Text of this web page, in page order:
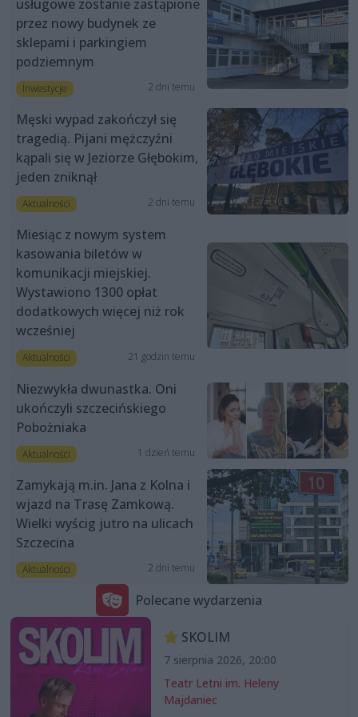
usługowe zostanie zastąpione
przez nowy budynek ze
sklepami i parkingiem
podziemnym
Inwestycje 2 dni temu
Męski wypad zakończył się
tragedią. Pijani mężczyźni
kąpali się w Jeziorze Głębokim,
jeden zniknął
Aktualności 2 dni temu
Miesiąc z nowym system
kasowania biletów w
komunikacji miejskiej.
Wystawiono 1300 opłat
dodatkowych więcej niż rok
wcześniej
Aktualności 21 godzin temu
Niezwykła dwunastka. Oni
ukończyli szczecińskiego
Pobożniaka
Aktualności 1 dzień temu
Zamykają m.in. Jana z Kolna i
wjazd na Trasę Zamkową.
Wielki wyścig jutro na ulicach
Szczecina
Aktualności 2 dni temu
Polecane wydarzenia
SKOLIM
7 sierpnia 2026, 20:00
Teatr Letni im. Heleny
Majdaniec